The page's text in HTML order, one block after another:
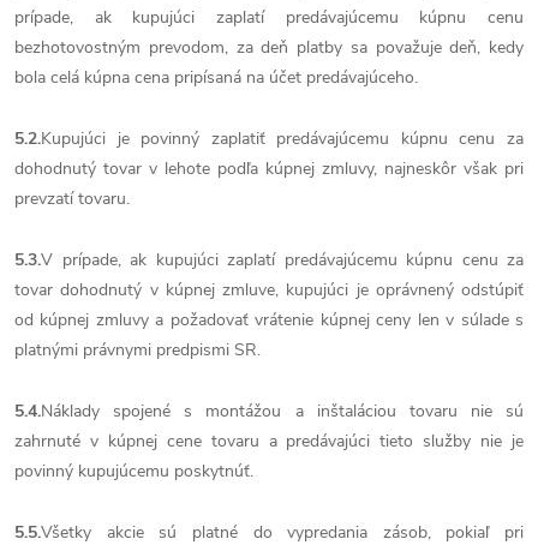
prípade, ak kupujúci zaplatí predávajúcemu kúpnu cenu
bezhotovostným prevodom, za deň platby sa považuje deň, kedy
bola celá kúpna cena pripísaná na účet predávajúceho.
5.2.Kupujúci je povinný zaplatiť predávajúcemu kúpnu cenu za
dohodnutý tovar v lehote podľa kúpnej zmluvy, najneskôr však pri
prevzatí tovaru.
5.3.V prípade, ak kupujúci zaplatí predávajúcemu kúpnu cenu za
tovar dohodnutý v kúpnej zmluve, kupujúci je oprávnený odstúpiť
od kúpnej zmluvy a požadovať vrátenie kúpnej ceny len v súlade s
platnými právnymi predpismi SR.
5.4.Náklady spojené s montážou a inštaláciou tovaru nie sú
zahrnuté v kúpnej cene tovaru a predávajúci tieto služby nie je
povinný kupujúcemu poskytnúť.
5.5.Všetky akcie sú platné do vypredania zásob, pokiaľ pri